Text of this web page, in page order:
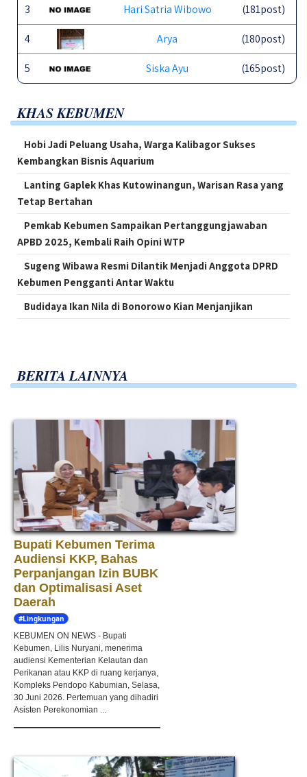
3 Hari Satria Wibowo (181post)
4 Arya (180post)
5 Siska Ayu (165post)
KHAS KEBUMEN
Hobi Jadi Peluang Usaha, Warga Kalibagor Sukses
Kembangkan Bisnis Aquarium
Lanting Gaplek Khas Kutowinangun, Warisan Rasa yang
Tetap Bertahan
Pemkab Kebumen Sampaikan Pertanggungjawaban
APBD 2025, Kembali Raih Opini WTP
Sugeng Wibawa Resmi Dilantik Menjadi Anggota DPRD
Kebumen Pengganti Antar Waktu
Budidaya Ikan Nila di Bonorowo Kian Menjanjikan
BERITA LAINNYA
Bupati Kebumen Terima
Audiensi KKP, Bahas
Perpanjangan Izin BUBK
dan Optimalisasi Aset
Daerah
#Lingkungan
KEBUMEN ON NEWS - Bupati
Kebumen, Lilis Nuryani, menerima
audiensi Kementerian Kelautan dan
Perikanan atau KKP di ruang kerjanya,
Kompleks Pendopo Kabumian, Selasa,
30 Juni 2026. Pertemuan yang dihadiri
Asisten Perekonomian ...